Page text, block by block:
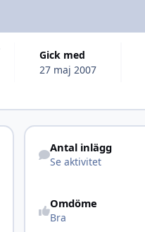
Gick med
27 maj 2007
Se aktivitet
Antal inlägg
Se aktivitet
Omdöme
Bra